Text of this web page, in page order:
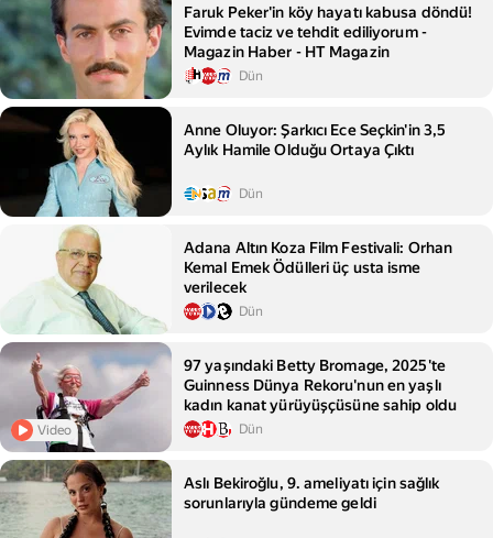
Faruk Peker'in köy hayatı kabusa döndü!
Evimde taciz ve tehdit ediliyorum -
Magazin Haber - HT Magazin
Dün
Anne Oluyor: Şarkıcı Ece Seçkin'in 3,5
Aylık Hamile Olduğu Ortaya Çıktı
Dün
Adana Altın Koza Film Festivali: Orhan
Kemal Emek Ödülleri üç usta isme
verilecek
Dün
Video
97 yaşındaki Betty Bromage, 2025'te
Guinness Dünya Rekoru'nun en yaşlı
kadın kanat yürüyüşçüsüne sahip oldu
Dün
Aslı Bekiroğlu, 9. ameliyatı için sağlık
sorunlarıyla gündeme geldi